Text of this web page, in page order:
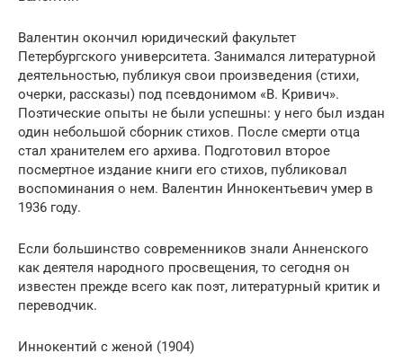
Валентин окончил юридический факультет
Петербургского университета. Занимался литературной
деятельностью, публикуя свои произведения (стихи,
очерки, рассказы) под псевдонимом «В. Кривич».
Поэтические опыты не были успешны: у него был издан
один небольшой сборник стихов. После смерти отца
стал хранителем его архива. Подготовил второе
посмертное издание книги его стихов, публиковал
воспоминания о нем. Валентин Иннокентьевич умер в
1936 году.
Если большинство современников знали Анненского
как деятеля народного просвещения, то сегодня он
известен прежде всего как поэт, литературный критик и
переводчик.
Иннокентий с женой (1904)